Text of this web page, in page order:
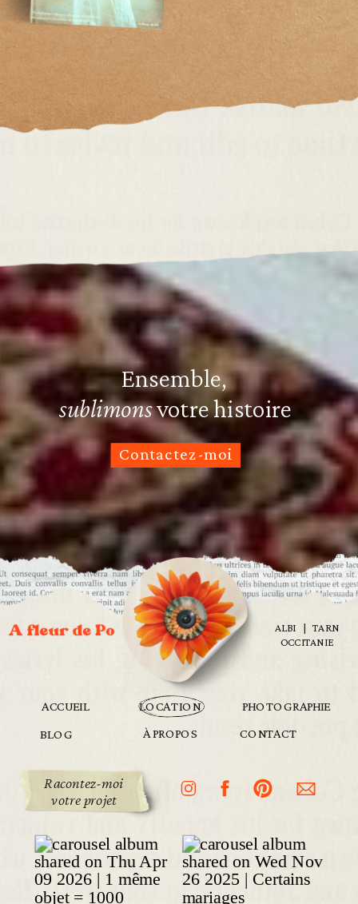
Contactez-moi
Ensemble,
sublimonsvotre histoire
ALBI | TARN
OCCITANIE
CONTACT
À PROPOS
BLOG
PHOTOGRAPHIE
LOCATION
ACCUEIL
Racontez-moi
votre projet